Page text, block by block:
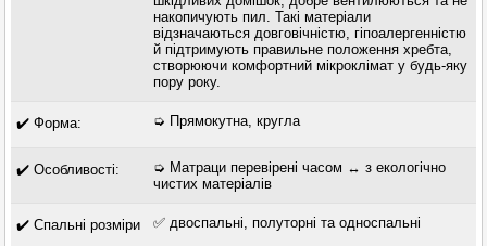
накопичують пил. Такі матеріали
відзначаються довговічністю, гіпоалергенністю
й підтримують правильне положення хребта,
створюючи комфортний мікроклімат у будь-яку
пору року.
✔️ Форма: ➭ Прямокутна, кругла
✔️ Особливості:
➭ Матраци перевірені часом ↔ з екологічно
чистих матеріалів
✔️ Спальні розміри ✅ двоспальні, полуторні та односпальні